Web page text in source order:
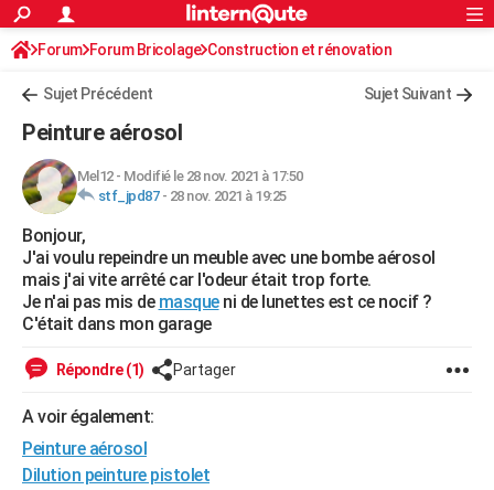
ACTUALITÉS
Politique
Société
Faits Divers
Education
Monde
Villes
+
FINANCE
Retraite
Impôts
Epargne
Immobilier
Risques naturels par ville
Banque
Assurance
Crédit
AUTO
Essais
Réserver un essai
Citadines
Berlines
SUV
Forum auto
+HIGH-TECH
Mobiles
Meilleur smartphone
Internet
Ordinateurs
Jeux vidéo
Guide high-tech
+BRICOLAGE
Forum
Aménagement intérieur
Extérieur
Cuisine
Salle de bains
Jardinage
Rangement
Guides de France
Escapades
Patrimoine
Expositions
Musées
Week-end nature
Art de vivre
Bien-être
Loisirs
Mode
Modes de vie
Alimentation
Guide de la santé
Maladies
Médicaments
Sommeil
VOYAGE
Rechercher
S'inscrire
Connexion
Forum Forum Bricolage Construction et rénovation
Peinture, Vernis, Tapissserie
Sujet Précédent Sujet Suivant
Peinture aérosol
Mel12- Modifié le 28 nov. 2021 à 17:50
stf_jpd87- 28 nov. 2021 à 19:25
Bonjour,
J'ai voulu repeindre un meuble avec une bombe aérosol
mais j'ai vite arrêté car l'odeur était trop forte.
Je n'ai pas mis de masqueni de lunettes est ce nocif ?
C'était dans mon garage
Répondre (1) Partager
A voir également:
Peinture aérosol
Dilution peinture pistolet